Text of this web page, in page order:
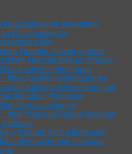
#streetpho
#people #leicaq #freude
#sensuallingerie